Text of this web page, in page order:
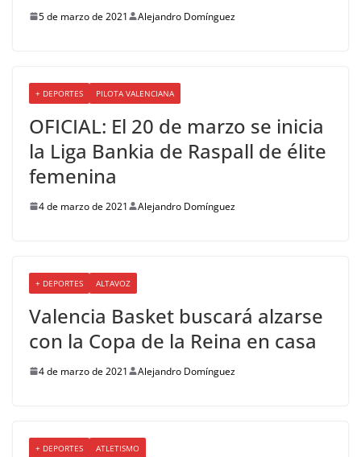
5 de marzo de 2021 Alejandro Domínguez
+ DEPORTES PILOTA VALENCIANA
OFICIAL: El 20 de marzo se inicia
la Liga Bankia de Raspall de élite
femenina
4 de marzo de 2021 Alejandro Domínguez
+ DEPORTES ALTAVOZ
Valencia Basket buscará alzarse
con la Copa de la Reina en casa
4 de marzo de 2021 Alejandro Domínguez
+ DEPORTES ATLETISMO